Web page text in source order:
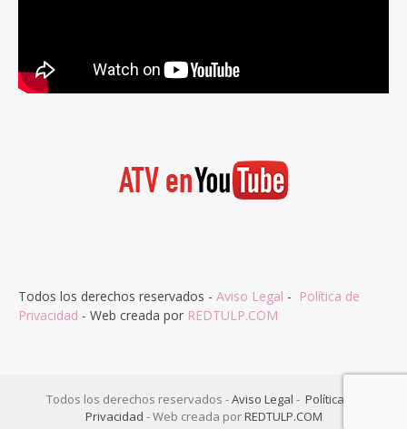
Todos los derechos reservados - Aviso Legal - Política de
Privacidad - Web creada por REDTULP.COM
Todos los derechos reservados -Aviso Legal - Política de
Privacidad - Web creada porREDTULP.COM